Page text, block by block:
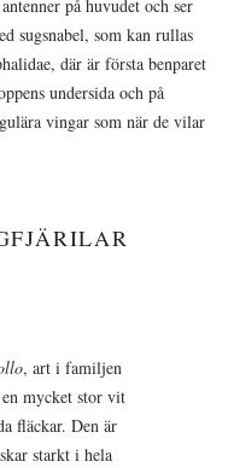
på huvudet och ser
sugsnabel, som kan rullas
där är första benparet
undersida och på
vingar som när de vilar
, art i familjen
mycket stor vit
fläckar. Den är
starkt i hela